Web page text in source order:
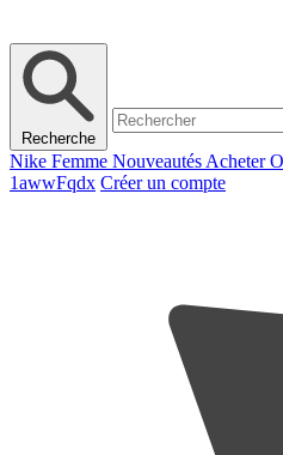
Recherche
Nike Femme Nouveautés Acheter
1awwFqdx Créer un compte